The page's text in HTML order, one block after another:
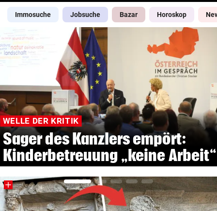
Immosuche Jobsuche Bazar Horoskop
WELLE DER KRITIK
Sager des Kanzlers empört:
Kinderbetreuung „keine Arbeit“